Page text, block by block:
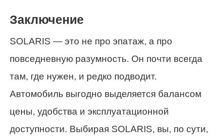
Заключение
SOLARIS — это не про эпатаж, а про
повседневную разумность. Он почти всегда
там, где нужен, и редко подводит.
Автомобиль выгодно выделяется балансом
цены, удобства и эксплуатационной
доступности. Выбирая SOLARIS, вы, по сути,